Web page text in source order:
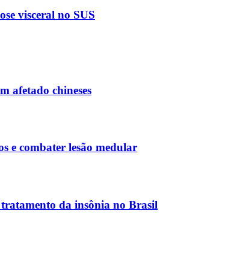
visceral no SUS
afetado chineses
e combater lesão medular
tratamento da insônia no Brasil